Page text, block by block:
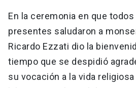
En la ceremonia en que
presentes saludaron a
Ricardo Ezzati dio la
tiempo que se despidió
su vocación a la vida